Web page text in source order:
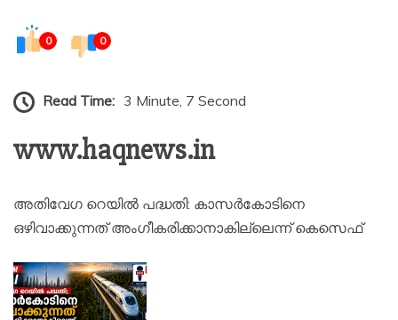
0 0
Read Time: 3 Minute, 7 Second
www.haqnews.in
അതിവേഗ റെയിൽ പദ്ധതി: കാസർകോടിനെ
ഒഴിവാക്കുന്നത് അംഗീകരിക്കാനാകില്ലെന്ന് കെസെഫ്